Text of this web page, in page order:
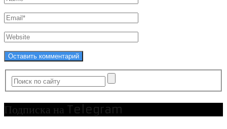
Подписка на Telegram